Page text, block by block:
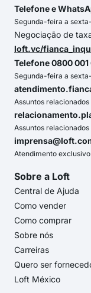
Telefone e
Segunda-feira a
Negociação de
loft.vc/
Telefone 0800
Segunda-feira a
Assuntos relacionados
Assuntos relacionados
Atendimento
Sobre a Loft
Central de Ajuda
Como vender
Como comprar
Sobre nós
Carreiras
Quero ser
Loft México